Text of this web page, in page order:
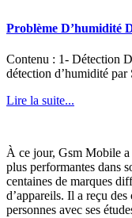
Problème D’humidité
Contenu : 1- Détection
détection d’humidité
Lire la suite...
À ce jour, Gsm Mobile a
plus performantes dans
centaines de marques
d’appareils. Il a reçu
personnes avec ses